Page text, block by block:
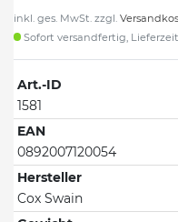
inkl. ges. MwSt. zzgl.
Sofort versandfertig,
Art.-ID
1581
EAN
0892007120054
Hersteller
Cox Swain